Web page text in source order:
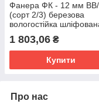
Фанера ФК - 12 мм
(сорт 2/3) березова
вологостійка
1 803,06 ₴
Купити
Про нас